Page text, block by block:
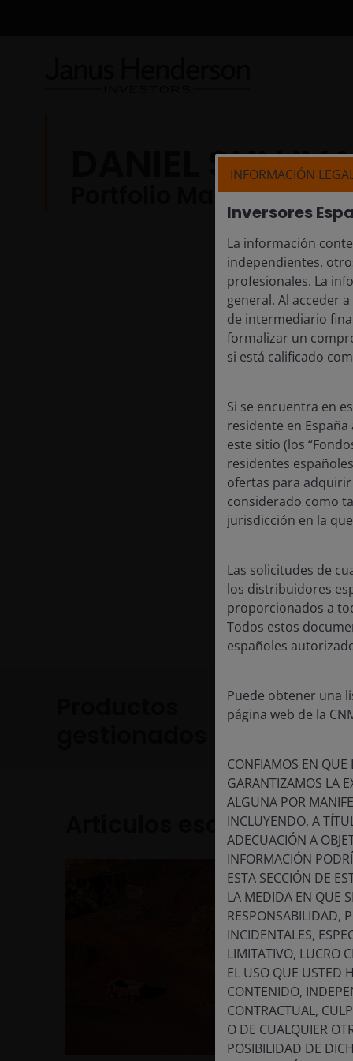
DANIEL
Portfolio Manager
Daniel Sullivan es
Recursos Naturales
mismo año, puesto
recursos en 90
de carteras en
Investments.
Daniel tiene una
título de posgrado
37años de
Artículos escritos
INFORMACIÓN
Inversores
La información
independientes,
profesionales. La
general. Al acceder
de intermediario
formalizar un
si está calificado
Si se encuentra en
residente en
este sitio (los
residentes
ofertas para
considerado como
jurisdicción en la
Las solicitudes de
los distribuidores
proporcionados a
Todos estos
españoles
Puede obtener una
página web de la
CONFIAMOS EN QUE
GARANTIZAMOS LA
ALGUNA POR
INCLUYENDO, A
ADECUACIÓN A
INFORMACIÓN
ESTA SECCIÓN DE
LA MEDIDA EN QUE
RESPONSABILIDAD,
INCIDENTALES,
LIMITATIVO, LUCRO
EL USO QUE USTED
CONTENIDO,
CONTRACTUAL,
O DE CUALQUIER
POSIBILIDAD DE